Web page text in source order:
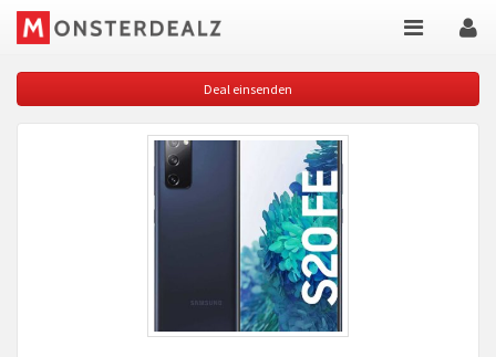
Deal einsenden